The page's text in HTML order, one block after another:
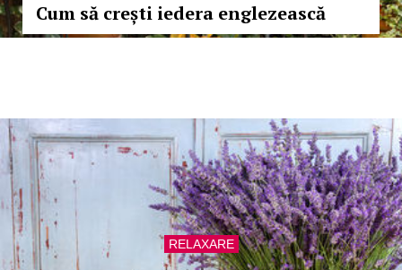
Cum să crești iedera englezească
RELAXARE